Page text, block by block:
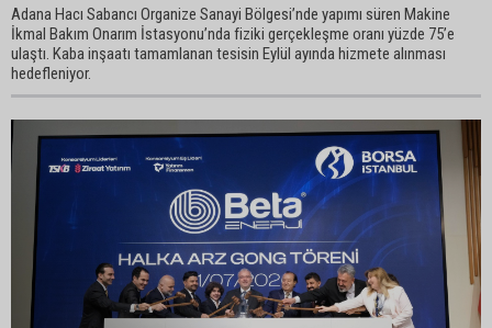
Adana Hacı Sabancı Organize Sanayi Bölgesi’nde yapımı süren Makine
İkmal Bakım Onarım İstasyonu’nda fiziki gerçekleşme oranı yüzde 75’e
ulaştı. Kaba inşaatı tamamlanan tesisin Eylül ayında hizmete alınması
hedefleniyor.